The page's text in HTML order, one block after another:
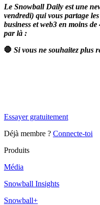
Le Snowball Daily est une
vendredi) qui vous partage
business et web3 en moins
par là :
🛑 Si vous ne souhaitez plus
Essayer gratuitement
Déjà membre ? Connecte-toi
Produits
Média
Snowball Insights
Snowball+